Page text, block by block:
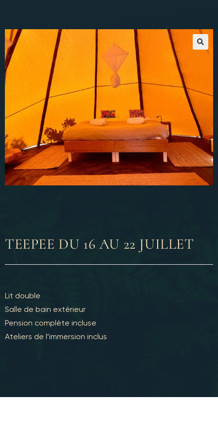
TEEPEE DU 16 AU 22 JUILLET
Lit double
Salle de bain extérieur
Pension complète incluse
Ateliers de l’immersion inclus